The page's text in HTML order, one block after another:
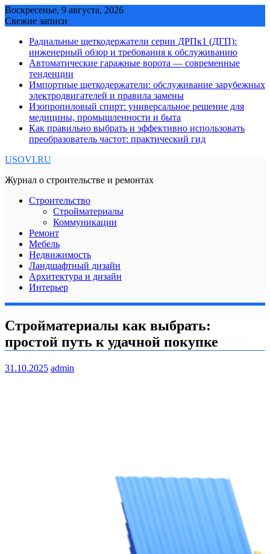
Skip
to
Воскресенье, 9 августа, 2026
Свежие записи
Радиальные щеткодержатели серии ДРПк1 (ДГП):
инженерный обзор и требования к обслуживанию
Автоматические гаражные ворота — современные
тенденции
Импортные щеткодержатели: обслуживание зарубежных
электродвигателей и правила замены
Изопропиловый спирт: универсальное решение для
медицины, промышленности и быта
Как правильно выбрать и эффективно использовать
преобразователь частот: практический гид
USOVI.RU
Журнал о строительстве и ремонтах
Строительство
Стройматериалы
Коммуникации
Ремонт
Мебель
Недвижимость
Ландшафтный дизайн
Архитектура и дизайн
Интерьер
Стройматериалы как выбрать:
простой путь к удачной покупке
31.10.2025 admin